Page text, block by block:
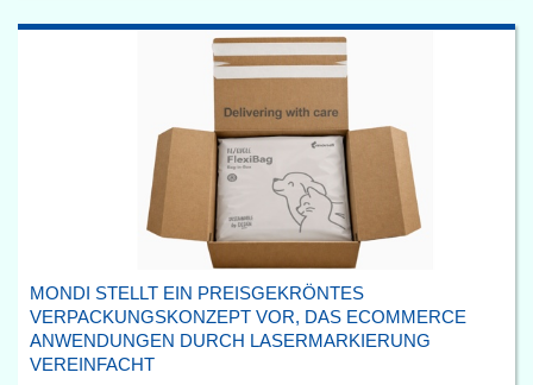
MONDI STELLT EIN PREISGEKRÖNTES
VERPACKUNGSKONZEPT VOR, DAS ECOMMERCE
ANWENDUNGEN DURCH LASERMARKIERUNG
VEREINFACHT